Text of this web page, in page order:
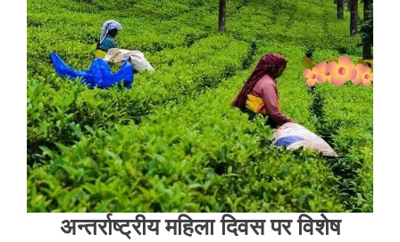
अन्तर्राष्ट्रीय महिला दिवस पर विशेष